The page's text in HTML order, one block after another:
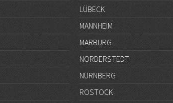
LÜBECK
MANNHEIM
MARBURG
NORDERSTEDT
NÜRNBERG
ROSTOCK